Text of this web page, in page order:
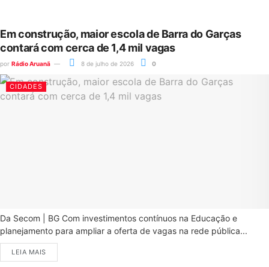
Em construção, maior escola de Barra do Garças
contará com cerca de 1,4 mil vagas
por Rádio Aruanã 8 de julho de 2026 0
CIDADES
Da Secom | BG Com investimentos contínuos na Educação e
planejamento para ampliar a oferta de vagas na rede pública...
LEIA MAIS